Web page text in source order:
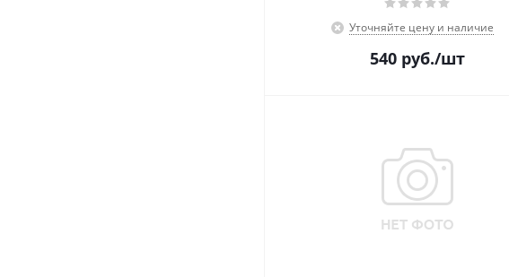
Уточняйте цену и наличие
540 руб./шт